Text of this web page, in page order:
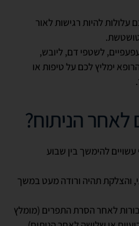
עלולות להיות רגישות לאור
לשטפי דם, ליובש,
ימליץ לכם על טיפות או
לאחר הניתוח?
להימשך בין שבוע
והצלקת תהיה ורודה מעט במשך
לאחר הסרת התפרים (מומלץ